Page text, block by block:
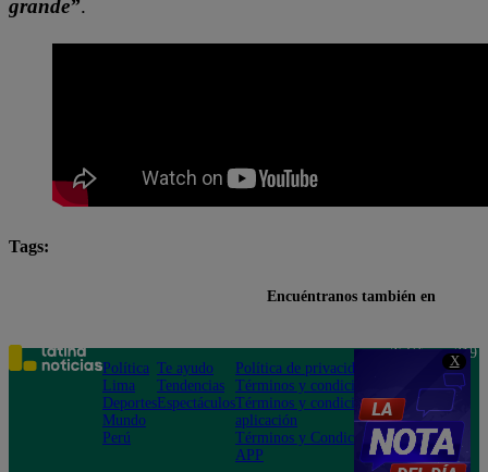
X
grande”.
Tags:
Encuéntranos también en
Política
Lima
Deportes
Mundo
Perú
Te ayudo
Tendencias
Espectáculos
Política de privacidad
Términos y condiciones
Términos y condiciones
aplicación
Términos y Condiciones
APP
Teléfono: 219
Av. San
Felipe 968
Jesús María